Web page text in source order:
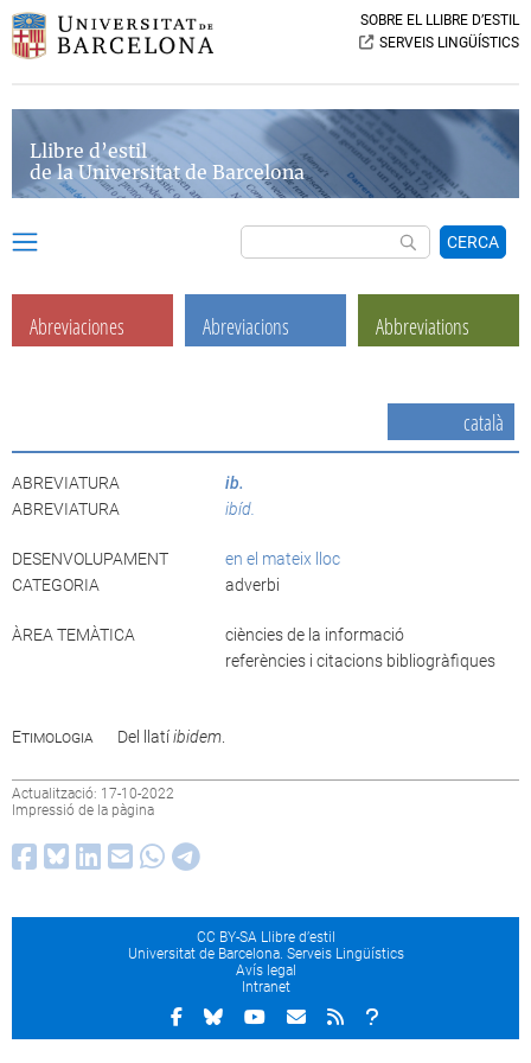
SOBRE EL LLIBRE D’ESTIL
SERVEIS LINGÜÍSTICS
Llibre d’estil
de la Universitat de Barcelona
CERCA
Abreviaciones Abreviacions Abbreviations
català
ABREVIATURA
ib.
ABREVIATURA
ibíd.
DESENVOLUPAMENT
en el mateix lloc
CATEGORIA
adverbi
ÀREA TEMÀTICA
ciències de la informació
referències i citacions bibliogràfiques
Etimologia Del llatíibidem
Actualització: 17-10-2022
Impressió de la pàgina
CC BY-SA Llibre d’estil
Universitat de Barcelona. Serveis Lingüístics
Avís legal
Intranet